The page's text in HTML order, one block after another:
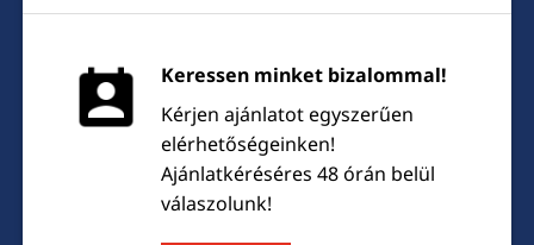
Keressen minket bizalommal!
Kérjen ajánlatot egyszerűen
elérhetőségeinken!
Ajánlatkéréséres 48 órán belül
válaszolunk!